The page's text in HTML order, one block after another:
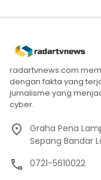
radartvnews.com
dengan fakta yang
jurnalisme yang
cyber.
Graha Pena
Sepang Bandar
0721-5610022